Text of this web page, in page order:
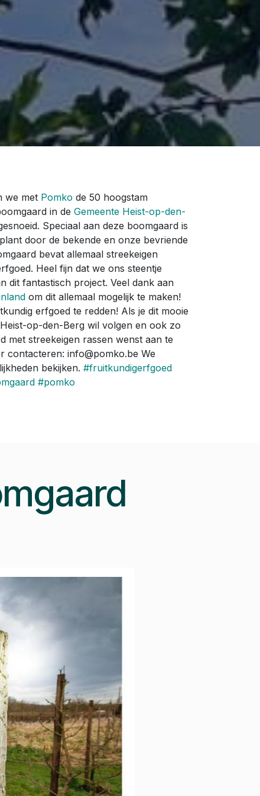
we met Pomko de 50 hoogstam
in de Gemeente Heist-op-den-
Speciaal aan deze boomgaard is
door de bekende en onze bevriende
bevat allemaal streekeigen
Heel fijn dat we ons steentje
dit fantastisch project. Veel dank aan
om dit allemaal mogelijk te maken!
erfgoed te redden! Als je dit mooie
op-den-Berg wil volgen en ook zo
met streekeigen rassen wenst aan te
contacteren: info@pomko.be We
bekijken. #fruitkundigerfgoed
#pomko